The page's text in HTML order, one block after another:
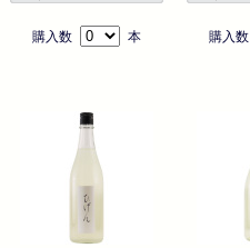
購入数 本 購入数